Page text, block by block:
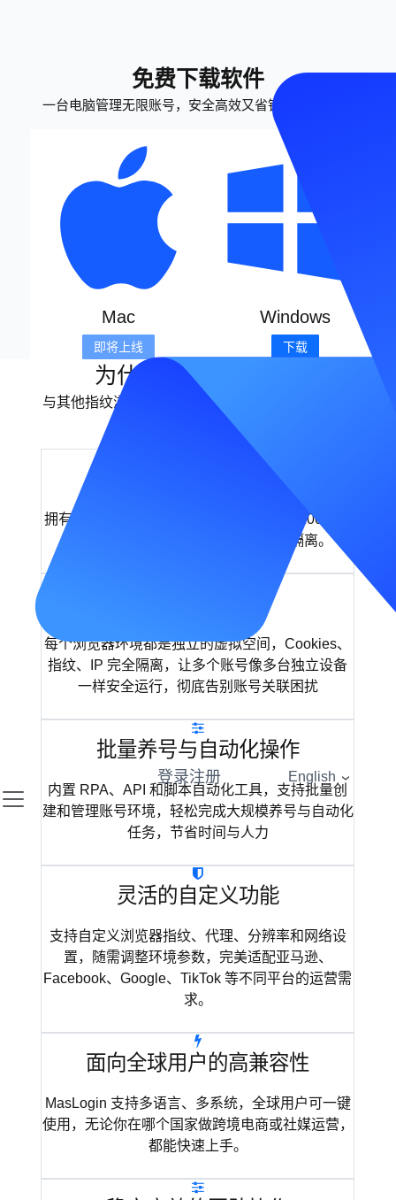
登录注册 English
免费下载软件
一台电脑管理无限账号，安全高效又省钱 — 立即下载
Mac
即将上线
Windows
下载
为什么选择MasLogin
与其他指纹浏览器相比，我们的同步窗口功能更具
全球领先的反检测技术
拥有行业领先的指纹伪造技术，支持超过100项浏
览器指纹参数自定义，确保账号安全隔离。
每个浏览器环境都是独立的虚拟空间，Cookies、
指纹、IP 完全隔离，让多个账号像多台独立设备
一样安全运行，彻底告别账号关联困扰
批量养号与自动化操作
内置 RPA、API 和脚本自动化工具，支持批量创
建和管理账号环境，轻松完成大规模养号与自动化
任务，节省时间与人力
灵活的自定义功能
支持自定义浏览器指纹、代理、分辨率和网络设
置，随需调整环境参数，完美适配亚马逊、
Facebook、Google、TikTok 等不同平台的运营需
求。
面向全球用户的高兼容性
MasLogin 支持多语言、多系统，全球用户可一键
使用，无论你在哪个国家做跨境电商或社媒运营，
都能快速上手。